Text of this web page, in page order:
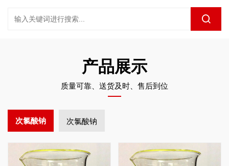
产品展示
质量可靠、送货及时、售后到位
次氯酸钠 次氯酸钠